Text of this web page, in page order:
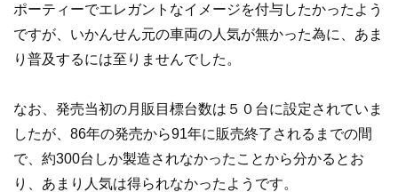
ポーティーでエレガントなイメージを付与したかったよう
ですが、いかんせん元の車両の人気が無かった為に、あま
り普及するには至りませんでした。
なお、発売当初の月販目標台数は５０台に設定されていま
したが、86年の発売から91年に販売終了されるまでの間
で、約300台しか製造されなかったことから分かるとお
り、あまり人気は得られなかったようです。